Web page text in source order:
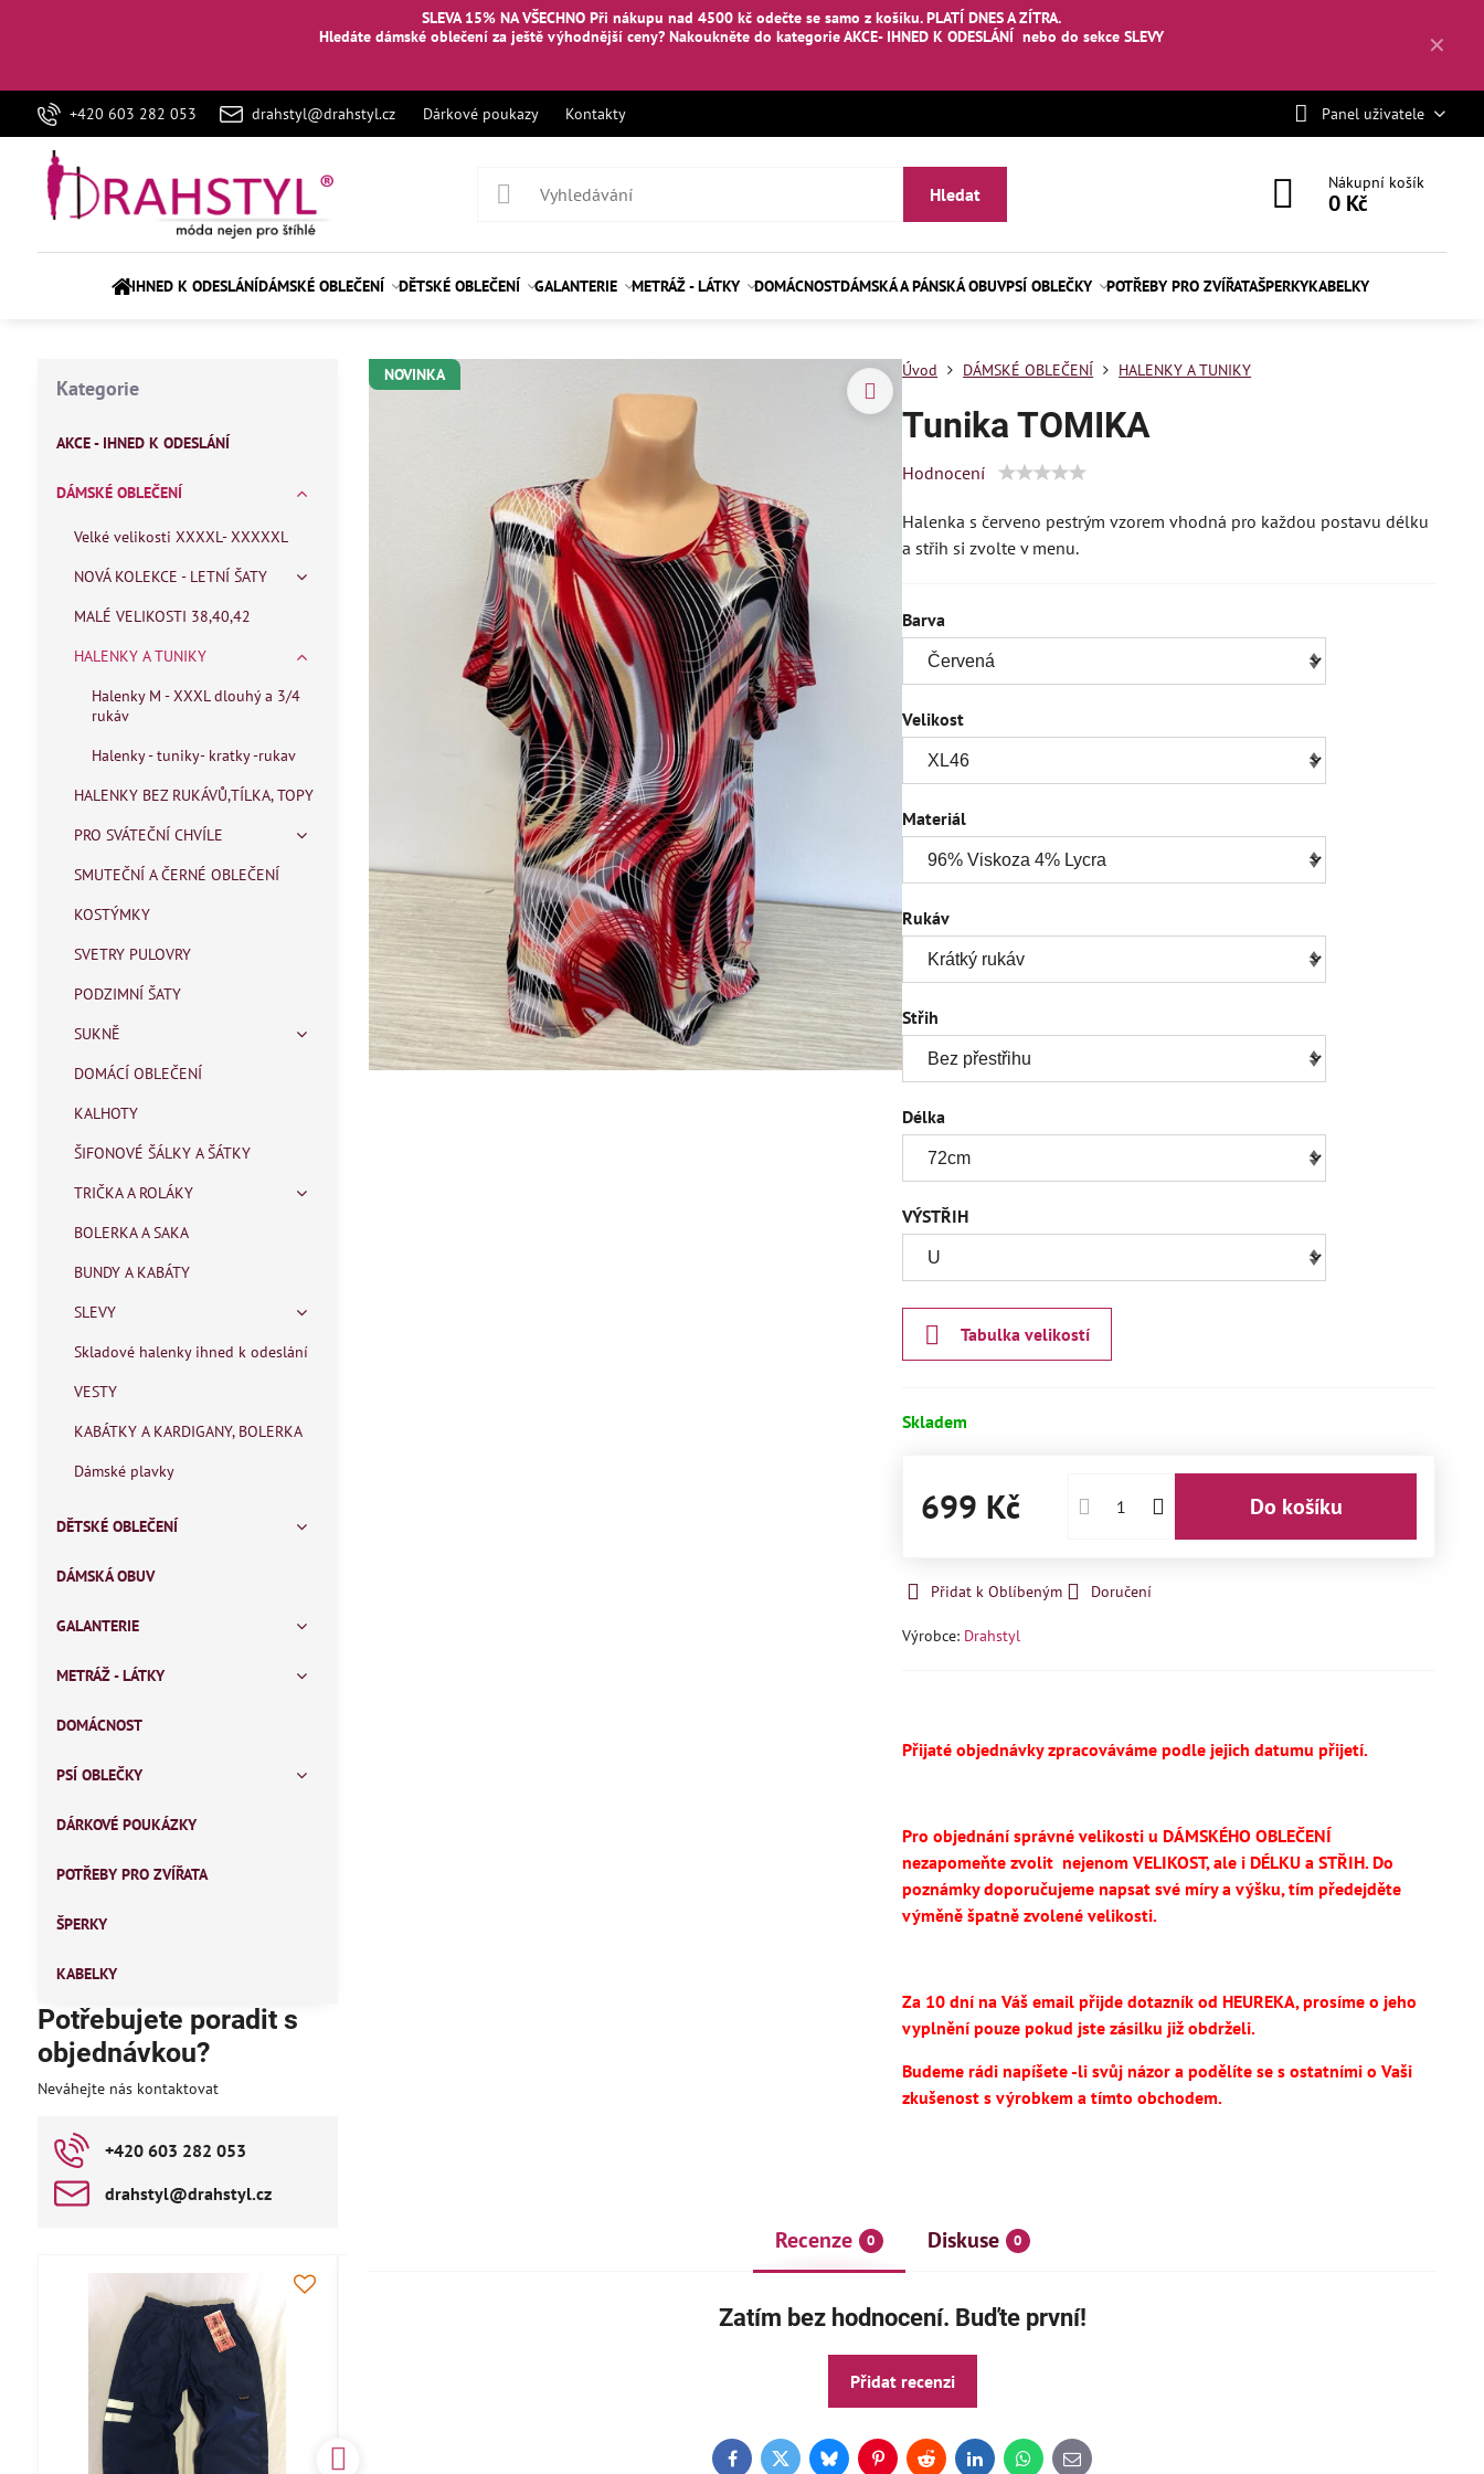
✕
SLEVA 15% NA VŠECHNO Při nákupu nad 4500 kč odečte se samo z košíku. PLATÍ DNES A ZÍTRA.
Hledáte dámské oblečení za ještě výhodnější ceny? Nakouknětedo kategorie AKCE- IHNED K ODESLÁNÍ nebodo sekce SLEVY
+420 603 282 053 drahstyl@drahstyl.cz Dárkové poukazy Kontakty Panel uživatele
Hledat
Nákupní košík
0 Kč
IHNED K ODESLÁNÍDÁMSKÉ OBLEČENÍ DĚTSKÉ OBLEČENÍ GALANTERIE METRÁŽ - LÁTKY DOMÁCNOSTDÁMSKÁ A PÁNSKÁ OBUVPSÍ OBLEČKY POTŘEBY PRO ZVÍŘATAŠPERKYKABELKY
NOVINKA Úvod DÁMSKÉ OBLEČENÍ HALENKY A TUNIKY
Tunika TOMIKA
Hodnocení
Halenka s červeno pestrým vzorem vhodná pro každou postavu délku
a střih si zvolte v menu.
Barva
Velikost
Materiál
Rukáv
Střih
Délka
VÝSTŘIH
Tabulka velikostí
Skladem
699 Kč Do košíku
Přidat k Oblíbeným Doručení
Výrobce: Drahstyl
Přijaté objednávky zpracováváme podle jejich datumu přijetí.
Pro objednání správné velikosti u DÁMSKÉHO OBLEČENÍ
nezapomeňte zvolitnejenom VELIKOST, ale i DÉLKU a STŘIH. Do
poznámky doporučujeme napsat své míry a výšku, tím předejděte
výměně špatně zvolené velikosti.
Za 10 dní na Váš email přijde dotazník od HEUREKA, prosíme o jeho
vyplnění pouze pokud jste zásilku již obdrželi.
Budeme rádi napíšete -li svůj názor a podělíte se s ostatními o Vaši
zkušenost s výrobkem a tímto obchodem.
Recenze 0 Diskuse 0
Zatím bez hodnocení. Buďte první!
Přidat recenzi
FacebookTwitterBlueskyPinterestRedditLinkedInWhatsApp
E-
Kategorie
AKCE - IHNED K ODESLÁNÍ
DÁMSKÉ OBLEČENÍ
Velké velikosti XXXXL- XXXXXL
NOVÁ KOLEKCE - LETNÍ ŠATY
MALÉ VELIKOSTI 38,40,42
HALENKY A TUNIKY
Halenky M - XXXL dlouhý a 3/4
rukáv
Halenky - tuniky- kratky -rukav
HALENKY BEZ RUKÁVŮ,TÍLKA, TOPY
PRO SVÁTEČNÍ CHVÍLE
SMUTEČNÍ A ČERNÉ OBLEČENÍ
KOSTÝMKY
SVETRY PULOVRY
PODZIMNÍ ŠATY
SUKNĚ
DOMÁCÍ OBLEČENÍ
KALHOTY
ŠIFONOVÉ ŠÁLKY A ŠÁTKY
TRIČKA A ROLÁKY
BOLERKA A SAKA
BUNDY A KABÁTY
SLEVY
Skladové halenky ihned k odeslání
VESTY
KABÁTKY A KARDIGANY, BOLERKA
Dámské plavky
DĚTSKÉ OBLEČENÍ
DÁMSKÁ OBUV
GALANTERIE
METRÁŽ - LÁTKY
DOMÁCNOST
PSÍ OBLEČKY
DÁRKOVÉ POUKÁZKY
POTŘEBY PRO ZVÍŘATA
ŠPERKY
KABELKY
Potřebujete poradit s
objednávkou?
Neváhejte nás kontaktovat
+420 603 282 053
drahstyl​@drahstyl​.cz